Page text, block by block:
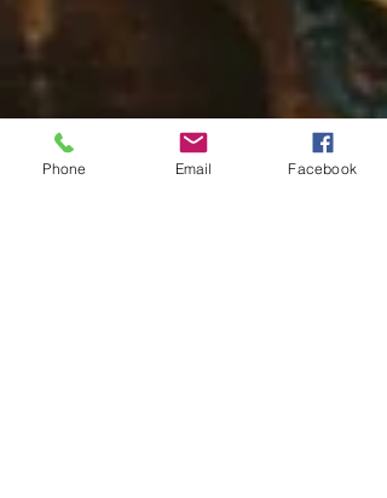
Phone Email Facebook